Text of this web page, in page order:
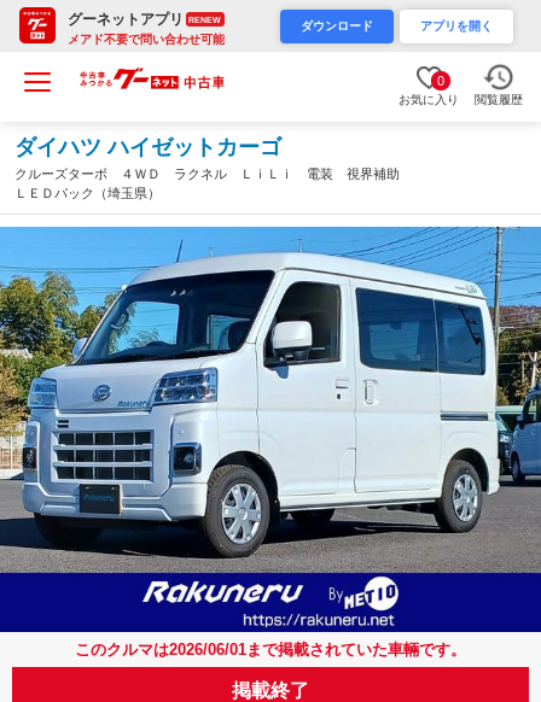
グーネットアプリ RENEW
メアド不要で問い合わせ可能
ダウンロード アプリを開く
0
お気に入り 閲覧履歴
ダイハツ ハイゼットカーゴ
クルーズターボ ４ＷＤ ラクネル ＬｉＬｉ 電装 視界補助
ＬＥＤパック（埼玉県）
このクルマは2026/06/01まで掲載されていた車輛です。
掲載終了